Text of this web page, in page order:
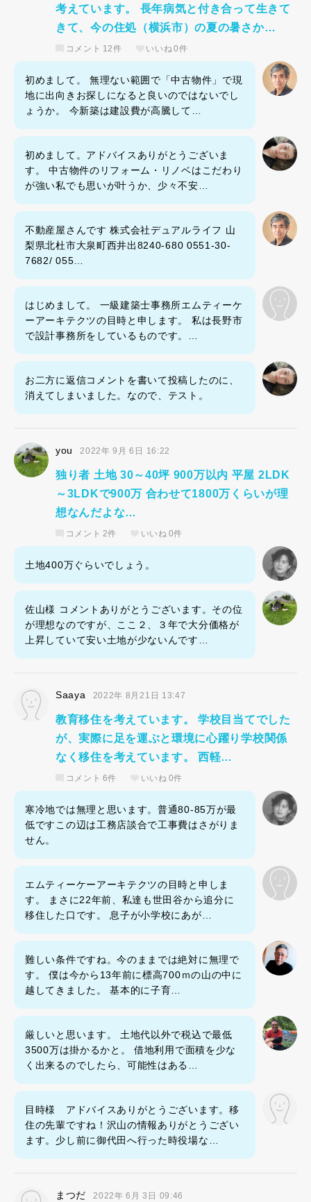
考えています。 長年病気と付き合って生きて
きて、今の住処（横浜市）の夏の暑さか…
コメント 12件 いいね0件
初めまして。 無理ない範囲で「中古物件」で現
地に出向きお探しになると良いのではないでし
ょうか。 今新築は建設費が高騰して…
初めまして。アドバイスありがとうございま
す。 中古物件のリフォーム・リノベはこだわり
が強い私でも思いが叶うか、少々不安…
不動産屋さんです 株式会社デュアルライフ 山
梨県北杜市大泉町西井出8240-680 0551-30-
7682/ 055…
はじめまして。 一級建築士事務所エムティーケ
ーアーキテクツの目時と申します。 私は長野市
で設計事務所をしているものです。…
お二方に返信コメントを書いて投稿したのに、
消えてしまいました。なので、テスト。
you 2022年 9月 6日 16:22
独り者 土地 30～40坪 900万以内 平屋 2LDK
～3LDKで900万 合わせて1800万くらいが理
想なんだよな…
コメント 2件 いいね 0件
土地400万ぐらいでしょう。
佐山様 コメントありがとうございます。その位
が理想なのですが、ここ２、３年で大分価格が
上昇していて安い土地が少ないんです…
Saaya 2022年 8月21日 13:47
教育移住を考えています。 学校目当てでした
が、実際に足を運ぶと環境に心躍り学校関係
なく移住を考えています。 西軽…
コメント 6件 いいね 0件
寒冷地では無理と思います。普通80-85万が最
低ですこの辺は工務店談合で工事費はさがりま
せん。
エムティーケーアーキテクツの目時と申しま
す。 まさに22年前、私達も世田谷から追分に
移住した口です。 息子が小学校にあが…
難しい条件ですね。今のままでは絶対に無理で
す。 僕は今から13年前に標高700ｍの山の中に
越してきました。 基本的に子育…
厳しいと思います。 土地代以外で税込で最低
3500万は掛かるかと。 借地利用で面積を少な
く出来るのでしたら、可能性はある…
目時様 アドバイスありがとうございます。移
住の先輩ですね！沢山の情報ありがとうござい
ます。少し前に御代田へ行った時役場な…
まつだ 2022年 6月 3日 09:46